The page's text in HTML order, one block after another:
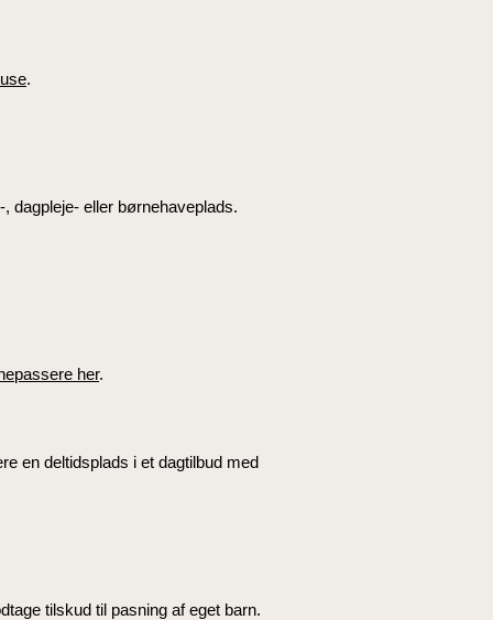
.
dagpleje- eller børnehaveplads.
her.
en deltidsplads i et dagtilbud med
tilskud til pasning af eget barn.